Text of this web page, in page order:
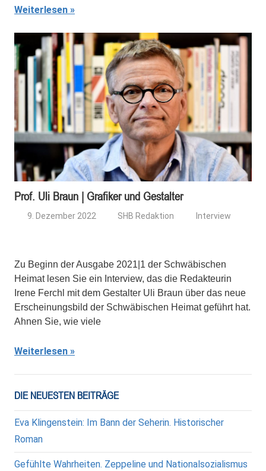
Weiterlesen
Prof. Uli Braun | Grafiker und Gestalter
9. Dezember 2022 SHB Redaktion Interview
Zu Beginn der Ausgabe 2021|1 der Schwäbischen
Heimat lesen Sie ein Interview, das die Redakteurin
Irene Ferchl mit dem Gestalter Uli Braun über das neue
Erscheinungsbild der Schwäbischen Heimat geführt hat.
Ahnen Sie, wie viele
Weiterlesen
DIE NEUESTEN BEITRÄGE
Eva Klingenstein: Im Bann der Seherin. Historischer
Roman
Gefühlte Wahrheiten. Zeppeline und Nationalsozialismus